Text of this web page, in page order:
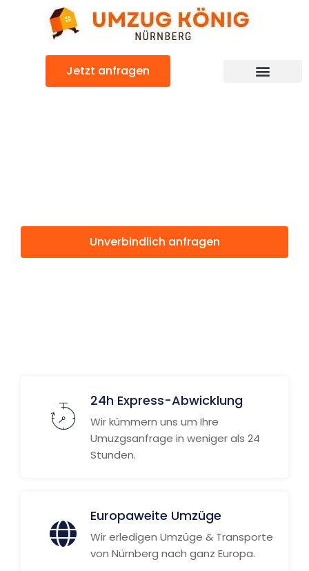
Jetzt anfragen
Unverbindlich anfragen
24h Express-Abwicklung
Wir kümmern uns um Ihre
Umuzgsanfrage in weniger als 24
Stunden.
Europaweite Umzüge
Wir erledigen Umzüge & Transporte
von Nürnberg nach ganz Europa.